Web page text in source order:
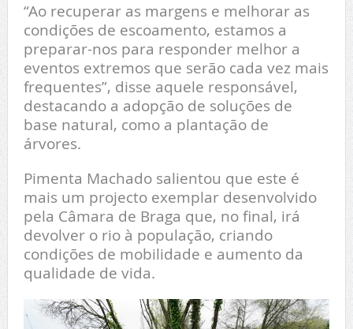
“Ao recuperar as margens e melhorar as
condições de escoamento, estamos a
preparar-nos para responder melhor a
eventos extremos que serão cada vez mais
frequentes”, disse aquele responsável,
destacando a adopção de soluções de
base natural, como a plantação de
árvores.
Pimenta Machado salientou que este é
mais um projecto exemplar desenvolvido
pela Câmara de Braga que, no final, irá
devolver o rio à população, criando
condições de mobilidade e aumento da
qualidade de vida.